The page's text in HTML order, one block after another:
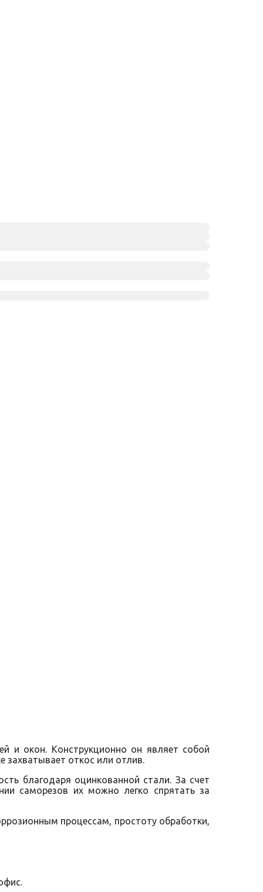
и окон. Конструкционно он являет собой
захватывает откос или отлив.
благодаря оцинкованной стали. За счет
саморезов их можно легко спрятать за
процессам, простоту обработки,